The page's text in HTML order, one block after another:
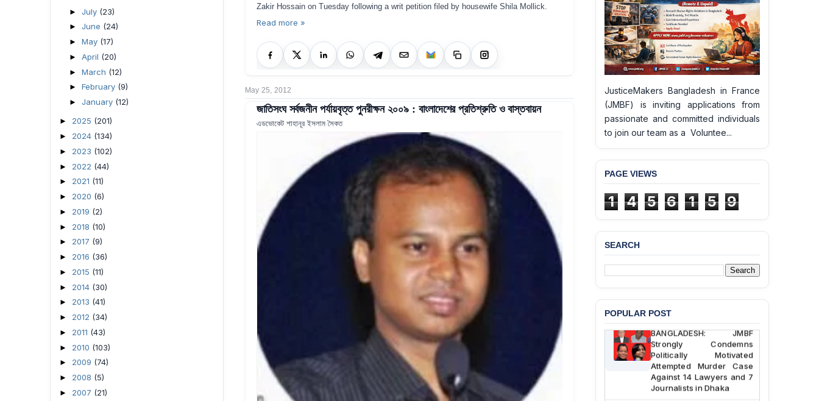
Zakir Hossain on Tuesday following a writ petition filed by housewife Shila Mollick.
Read more »
May 25, 2012
জাতিসংঘ সর্বজনীন পর্যায়বৃত্ত পুনরীক্ষন ২০০৯ : বাংলাদেশের প্রতিশ্রুতি ও বাস্তবায়ন
এডভোকেট শাহানূর ইসলাম সৈকত
► July (23)
► June (24)
► May (17)
► April (20)
► March (12)
► February (9)
► January (12)
► 2025 (201)
► 2024 (134)
► 2023 (102)
► 2022 (44)
► 2021 (11)
► 2020 (6)
► 2019 (2)
► 2018 (10)
► 2017 (9)
► 2016 (36)
► 2015 (11)
► 2014 (30)
► 2013 (41)
► 2012 (34)
► 2011 (43)
► 2010 (103)
► 2009 (74)
► 2008 (5)
► 2007 (21)
JusticeMakers Bangladesh in France
(JMBF) is inviting applications from
passionate and committed individuals
to join our team as a Voluntee...
PAGE VIEWS
1 4 5 6 1 5 9
SEARCH
POPULAR POST
Chowdhury in Police
BANGLADESH: JMBF
Strongly Condemns
Politically Motivated
Attempted Murder Case
Against 14 Lawyers and 7
Journalists in Dhaka